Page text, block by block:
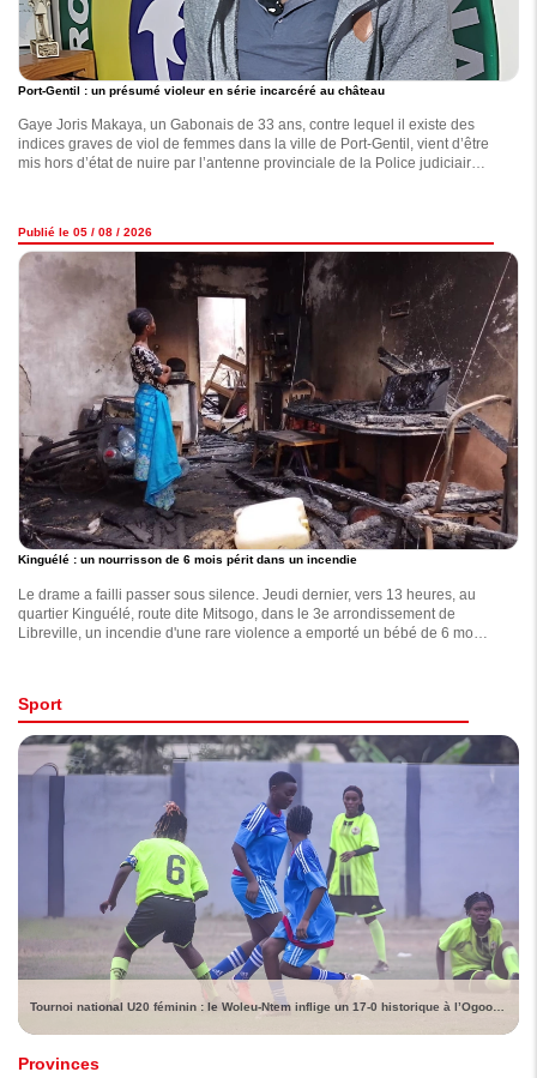
Port-Gentil : un présumé violeur en série incarcéré au château
Gaye Joris Makaya, un Gabonais de 33 ans, contre lequel il existe des
indices graves de viol de femmes dans la ville de Port-Gentil, vient d’être
mis hors d’état de nuire par l’antenne provinciale de la Police judiciaire
Publié le 05 / 08 / 2026
Kinguélé : un nourrisson de 6 mois périt dans un incendie
Le drame a failli passer sous silence. Jeudi dernier, vers 13 heures, au
quartier Kinguélé, route dite Mitsogo, dans le 3e arrondissement de
Libreville, un incendie d'une rare violence a emporté un bébé de 6 mois,
Sport
Provinces